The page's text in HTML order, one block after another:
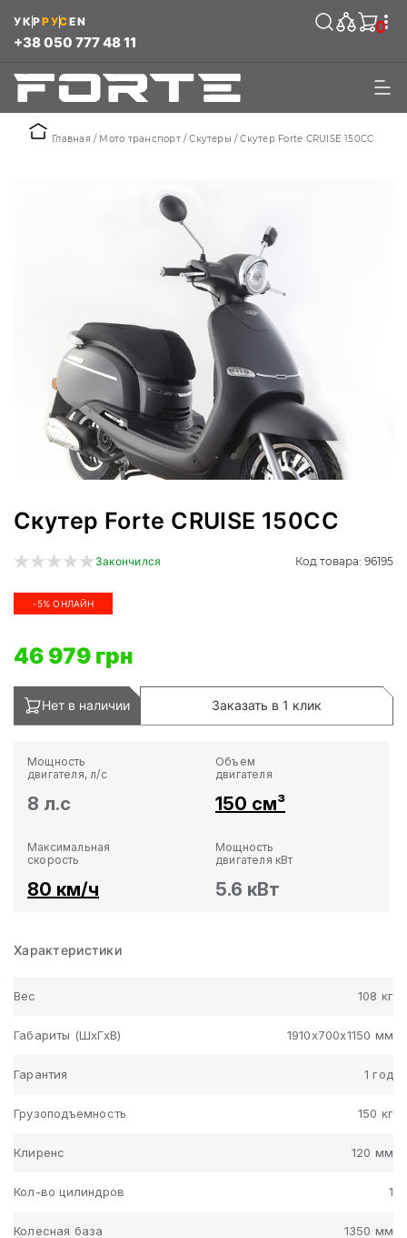
+38 050 777 48 11
УКРРУСEN 0
Главная Мото транспорт Скутеры Скутер Forte CRUISE 150CC
Скутер Forte CRUISE 150CC
Закончился Код товара: 96195
-5% ОНЛАЙН
46 979 грн
Нет в наличии Заказать в 1 клик
Мощность
двигателя, л/с
8 л.с
Объем
двигателя
150 см³
Максимальная
скорость
80 км/ч
Мощность
двигателя кВт
5.6 кВт
Характеристики
Вес 108 кг
Габариты (ШхГхВ) 1910х700х1150 мм
Гарантия 1 год
Грузоподъемность 150 кг
Клиренс 120 мм
Кол-во цилиндров 1
Колесная база 1350 мм